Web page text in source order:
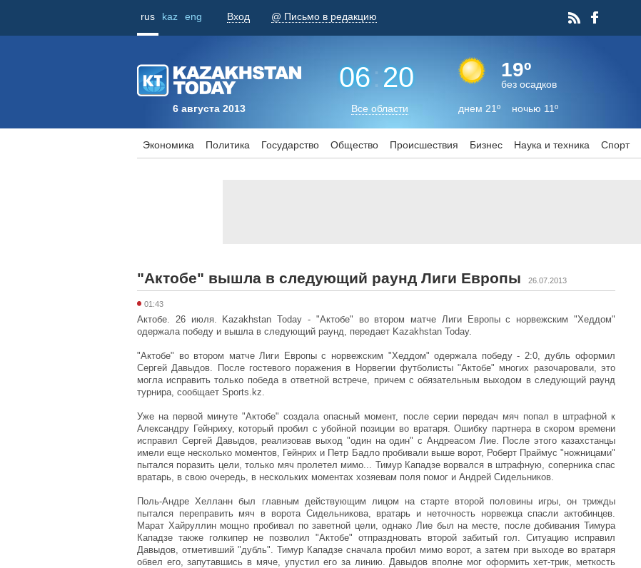
rus kaz eng Вход @ Письмо в редакцию
6 августа 2013
06:20
Все области
19º
без осадков
днем 21º ночью 11º
Экономика Политика Государство Общество Происшествия Бизнес Наука и техника Спорт
"Актобе" вышла в следующий раунд Лиги Европы 26.07.2013
01:43
Актобе. 26 июля. Kazakhstan Today - "Актобе" во втором матче Лиги Европы с норвежским "Хеддом"
одержала победу и вышла в следующий раунд, передает Kazakhstan Today.
"Актобе" во втором матче Лиги Европы с норвежским "Хеддом" одержала победу - 2:0, дубль оформил
Сергей Давыдов. После гостевого поражения в Норвегии футболисты "Актобе" многих разочаровали, это
могла исправить только победа в ответной встрече, причем с обязательным выходом в следующий раунд
турнира, сообщает Sports.kz.
Уже на первой минуте "Актобе" создала опасный момент, после серии передач мяч попал в штрафной к
Александру Гейнриху, который пробил с убойной позиции во вратаря. Ошибку партнера в скором времени
исправил Сергей Давыдов, реализовав выход "один на один" с Андреасом Лие. После этого казахстанцы
имели еще несколько моментов, Гейнрих и Петр Бадло пробивали выше ворот, Роберт Праймус "ножницами"
пытался поразить цели, только мяч пролетел мимо... Тимур Кападзе ворвался в штрафную, соперника спас
вратарь, в свою очередь, в нескольких моментах хозяевам поля помог и Андрей Сидельников.
Поль-Андре Хелланн был главным действующим лицом на старте второй половины игры, он трижды
пытался переправить мяч в ворота Сидельникова, вратарь и неточность норвежца спасли актобинцев.
Марат Хайруллин мощно пробивал по заветной цели, однако Лие был на месте, после добивания Тимура
Кападзе также голкипер не позволил "Актобе" отпраздновать второй забитый гол. Ситуацию исправил
Давыдов, отметивший "дубль". Тимур Кападзе сначала пробил мимо ворот, а затем при выходе во вратаря
обвел его, запутавшись в мяче, упустил его за линию. Давыдов вполне мог оформить хет-трик, меткость